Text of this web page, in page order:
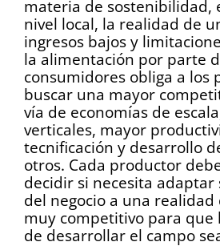
materia de sostenibilidad,
nivel local, la realidad de
ingresos bajos y
la alimentación por parte
consumidores obliga a los
buscar una mayor
vía de economías de
verticales, mayor
tecnificación y desarrollo
otros. Cada productor
decidir si necesita
del negocio a una realidad
muy competitivo para que
de desarrollar el campo